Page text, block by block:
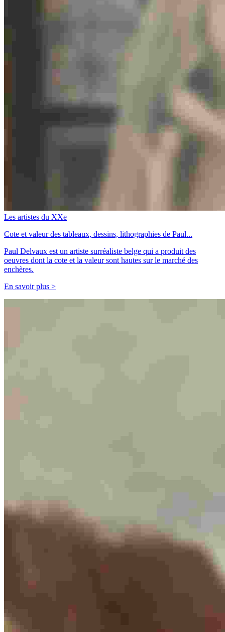
Les artistes du XXe
Cote et valeur des tableaux, dessins, lithographies de Paul...
Paul Delvaux est un artiste surréaliste belge qui a produit des
oeuvres dont la cote et la valeur sont hautes sur le marché des
enchères.
En savoir plus >